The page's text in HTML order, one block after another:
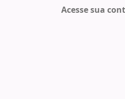
Acesse sua